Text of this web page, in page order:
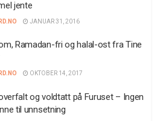
jente
JANUAR 31, 2016
Ramadan-fri og halal-ost fra Tine
OKTOBER 14, 2017
og voldtatt på Furuset – Ingen
til unnsetning